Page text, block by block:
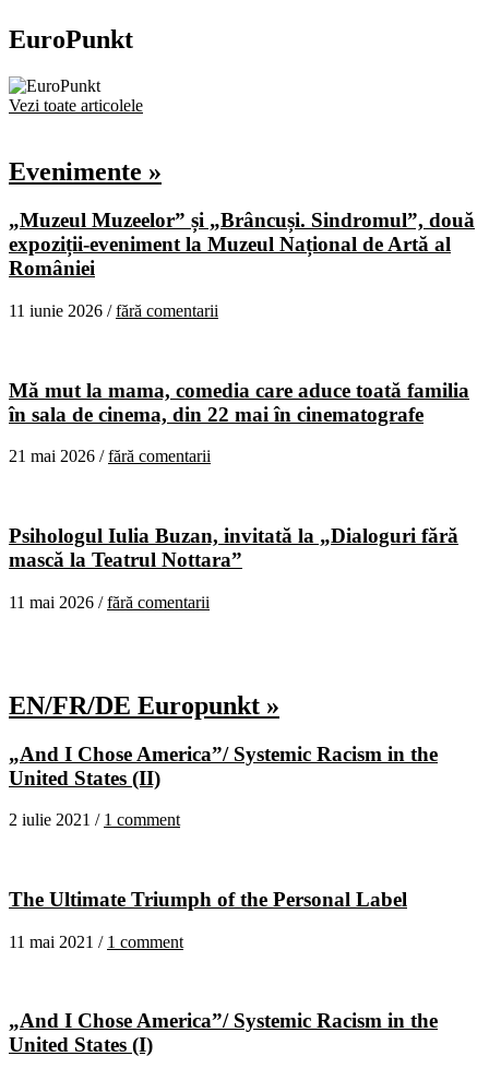
EuroPunkt
Vezi toate articolele
Evenimente »
„Muzeul Muzeelor” și „Brâncuși. Sindromul”, două
expoziții-eveniment la Muzeul Național de Artă al
României
11 iunie 2026 /fără comentarii
Mă mut la mama, comedia care aduce toată familia
în sala de cinema, din 22 mai în cinematografe
21 mai 2026 /fără comentarii
Psihologul Iulia Buzan, invitată la „Dialoguri fără
mască la Teatrul Nottara”
11 mai 2026 /fără comentarii
EN/FR/DE Europunkt »
„And I Chose America”/ Systemic Racism in the
United States (II)
2 iulie 2021 / 1 comment
The Ultimate Triumph of the Personal Label
11 mai 2021 / 1 comment
„And I Chose America”/ Systemic Racism in the
United States (I)